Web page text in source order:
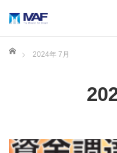
ホーム
2024年 7月